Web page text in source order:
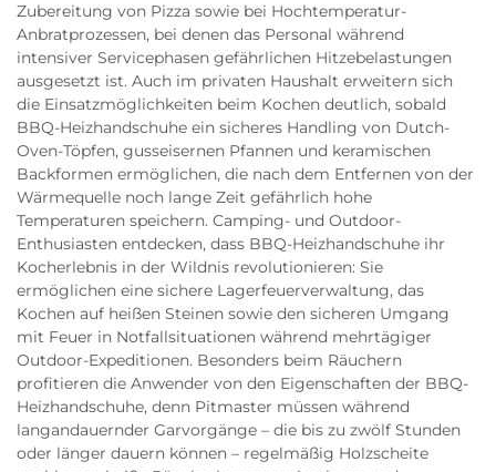
Zubereitung von Pizza sowie bei Hochtemperatur-
Anbratprozessen, bei denen das Personal während
intensiver Servicephasen gefährlichen Hitzebelastungen
ausgesetzt ist. Auch im privaten Haushalt erweitern sich
die Einsatzmöglichkeiten beim Kochen deutlich, sobald
BBQ-Heizhandschuhe ein sicheres Handling von Dutch-
Oven-Töpfen, gusseisernen Pfannen und keramischen
Backformen ermöglichen, die nach dem Entfernen von der
Wärmequelle noch lange Zeit gefährlich hohe
Temperaturen speichern. Camping- und Outdoor-
Enthusiasten entdecken, dass BBQ-Heizhandschuhe ihr
Kocherlebnis in der Wildnis revolutionieren: Sie
ermöglichen eine sichere Lagerfeuerverwaltung, das
Kochen auf heißen Steinen sowie den sicheren Umgang
mit Feuer in Notfallsituationen während mehrtägiger
Outdoor-Expeditionen. Besonders beim Räuchern
profitieren die Anwender von den Eigenschaften der BBQ-
Heizhandschuhe, denn Pitmaster müssen während
langandauernder Garvorgänge – die bis zu zwölf Stunden
oder länger dauern können – regelmäßig Holzscheite